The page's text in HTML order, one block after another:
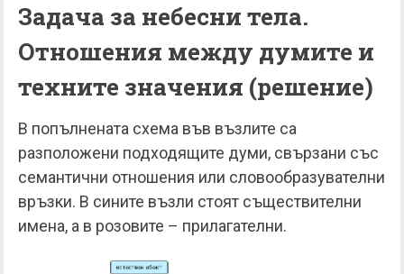
Задача за небесни тела.
Отношения между думите и
техните значения (решение)
В попълнената схема във възлите са
разположени подходящите думи, свързани със
семантични отношения или словообразувателни
връзки. В сините възли стоят съществителни
имена, а в розовите – прилагателни.